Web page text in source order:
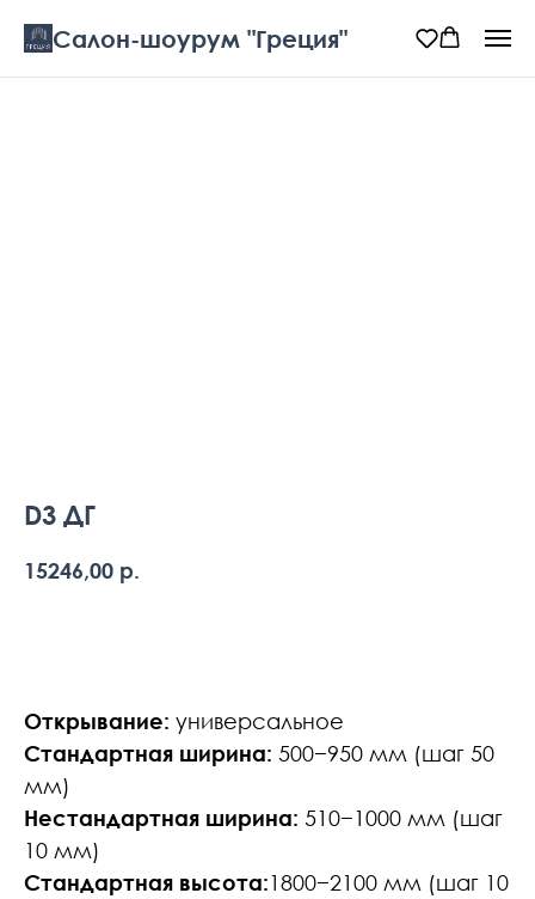
Салон-шоурум "Греция"
D3 ДГ
15246,00 р.
Открывание: универсальное
Стандартная ширина: 500−950 мм (шаг 50
мм)
Нестандартная ширина: 510−1000 мм (шаг
10 мм)
Стандартная высота:1800−2100 мм (шаг 10